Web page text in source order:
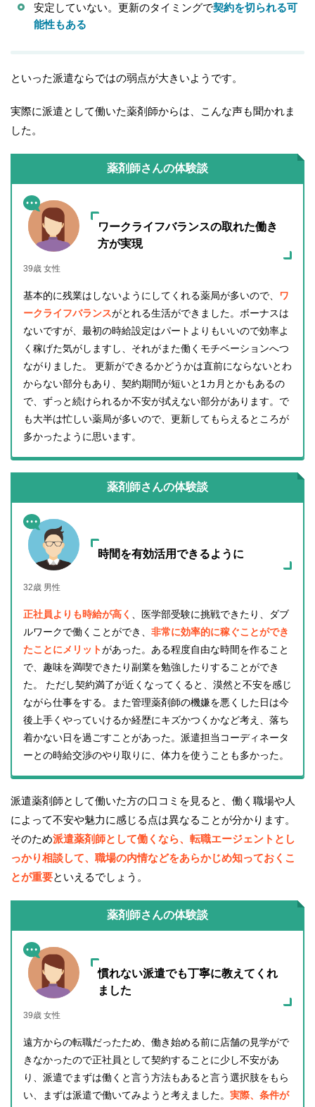
安定していない。更新のタイミングで契約を切られる可
能性もある
といった派遣ならではの弱点が大きいようです。
実際に派遣として働いた薬剤師からは、こんな声も聞かれま
した。
薬剤師さんの体験談
39歳 女性
ワークライフバランスの取れた働き
方が実現
基本的に残業はしないようにしてくれる薬局が多いので、 ワ
ークライフバランスがとれる生活ができました。ボーナスは
ないですが、最初の時給設定はパートよりもいいので効率よ
く稼げた気がしますし、それがまた働くモチベーションへつ
ながりました。 更新ができるかどうかは直前にならないとわ
からない部分もあり、契約期間が短いと1カ月とかもあるの
で、ずっと続けられるか不安が拭えない部分があります。で
も大半は忙しい薬局が多いので、更新してもらえるところが
多かったように思います。
薬剤師さんの体験談
32歳 男性
時間を有効活用できるように
正社員よりも時給が高く
、医学部受験に挑戦できたり、ダブ
ルワークで働くことができ、 非常に効率的に稼ぐことができ
たことにメリットがあった。ある程度自由な時間を作ること
で、趣味を満喫できたり副業を勉強したりすることができ
た。 ただし契約満了が近くなってくると、漠然と不安を感じ
ながら仕事をする。また管理薬剤師の機嫌を悪くした日は今
後上手くやっていけるか経歴にキズかつくかなど考え、落ち
着かない日を過ごすことがあった。派遣担当コーディネータ
ーとの時給交渉のやり取りに、体力を使うことも多かった。
派遣薬剤師として働いた方の口コミを見ると、働く職場や人
によって不安や魅力に感じる点は異なることが分かります。
そのため派遣薬剤師として働くなら、転職エージェントとし
っかり相談して、職場の内情などをあらかじめ知っておくこ
とが重要といえるでしょう。
薬剤師さんの体験談
39歳 女性
慣れない派遣でも丁寧に教えてくれ
ました
遠方からの転職だったため、働き始める前に店舗の見学がで
きなかったので正社員として契約することに少し不安があ
り、派遣でまずは働くと言う方法もあると言う選択肢をもら
い、まずは派遣で働いてみようと考えました。 実際、条件が